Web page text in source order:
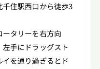
住駅西口から徒歩3
タリーを右方向
左手にドラッグスト
を通り過ぎるとド